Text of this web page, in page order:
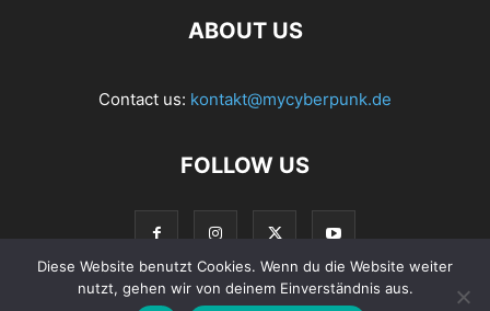
ABOUT US
Contact us: kontakt@mycyberpunk.de
FOLLOW US
Diese Website benutzt Cookies. Wenn du die Website weiter
nutzt, gehen wir von deinem Einverständnis aus.